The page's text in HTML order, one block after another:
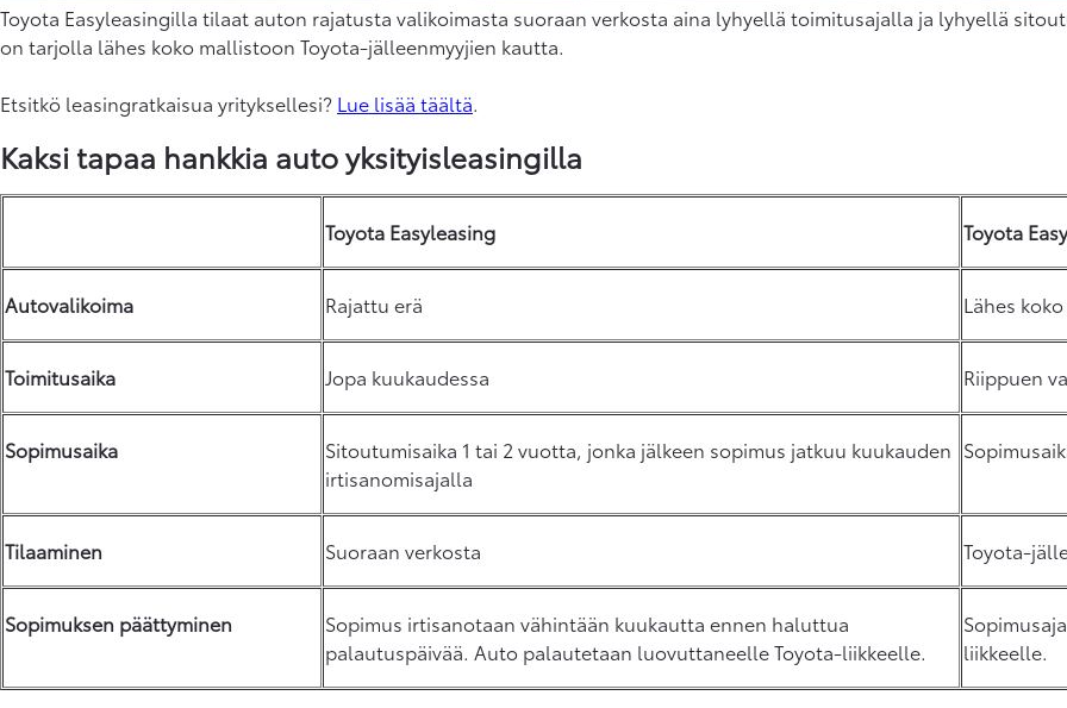
Alkaen
Yaris Cross
HYBRIDI
Toyota Easyleasingilla tilaat auton rajatusta valikoimasta suoraan verkosta aina lyhyellä toimitusajalla ja lyhyellä
on tarjolla lähes koko mallistoon Toyota-jälleenmyyjien kautta.
Etsitkö leasingratkaisua yrityksellesi? Lue lisää täältä.
Kaksi tapaa hankkia auto yksityisleasingilla
Toyota Easyleasing Toyota
Autovalikoima Rajattu erä Lähes
Toimitusaika Jopa kuukaudessa Riippuen
Sopimusaika
Sitoutumisaika 1 tai 2 vuotta, jonka jälkeen sopimus jatkuu kuukauden
irtisanomisajalla
Tilaaminen Suoraan verkosta Toyota-
Sopimuksen päättyminen
Sopimus irtisanotaan vähintään kuukautta ennen haluttua
palautuspäivää. Auto palautetaan luovuttaneelle Toyota-liikkeelle.
liikkeelle.